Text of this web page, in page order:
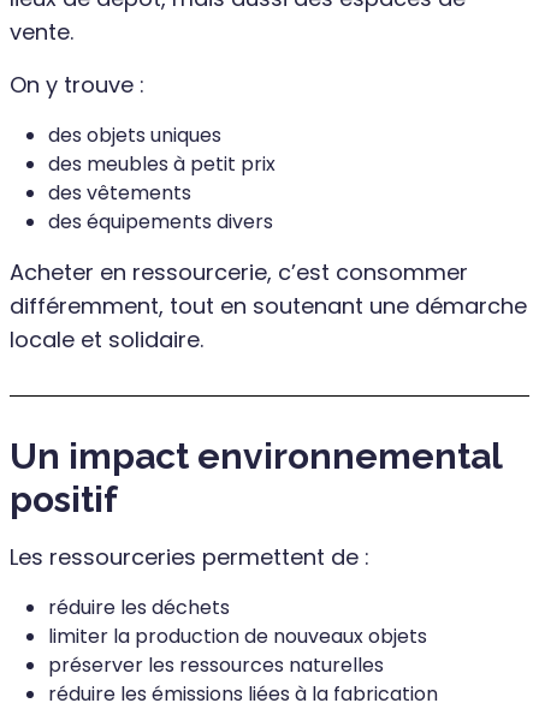
vente.
On y trouve :
des objets uniques
des meubles à petit prix
des vêtements
des équipements divers
Acheter en ressourcerie, c’est consommer
différemment, tout en soutenant une démarche
locale et solidaire.
Un impact environnemental
positif
Les ressourceries permettent de :
réduire les déchets
limiter la production de nouveaux objets
préserver les ressources naturelles
réduire les émissions liées à la fabrication